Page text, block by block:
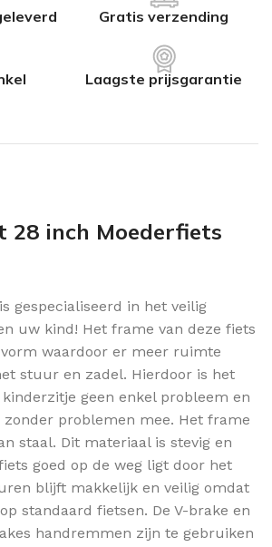
Gratis verzending
Laagste prijsgarantie
28 inch Moederfiets
gespecialiseerd in het veilig
uw kind! Het frame van deze fiets
waardoor er meer ruimte
stuur en zadel. Hierdoor is het
geen enkel probleem en
problemen mee. Het frame
staal. Dit materiaal is stevig en
goed op de weg ligt door het
blijft makkelijk en veilig omdat
standaard fietsen. De V-brake en
handremmen zijn te gebruiken